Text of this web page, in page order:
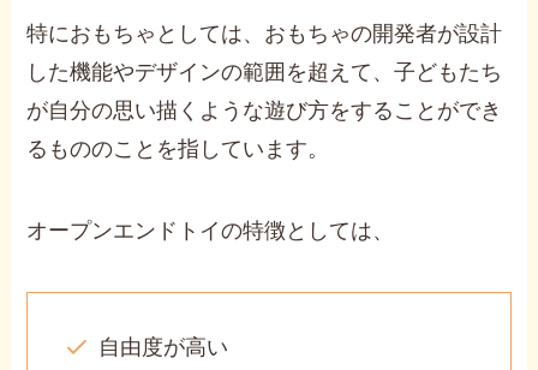
特におもちゃとしては、おもちゃの開発者が設計
した機能やデザインの範囲を超えて、子どもたち
が自分の思い描くような遊び方をすることができ
るもののことを指しています。
オープンエンドトイの特徴としては、
自由度が高い